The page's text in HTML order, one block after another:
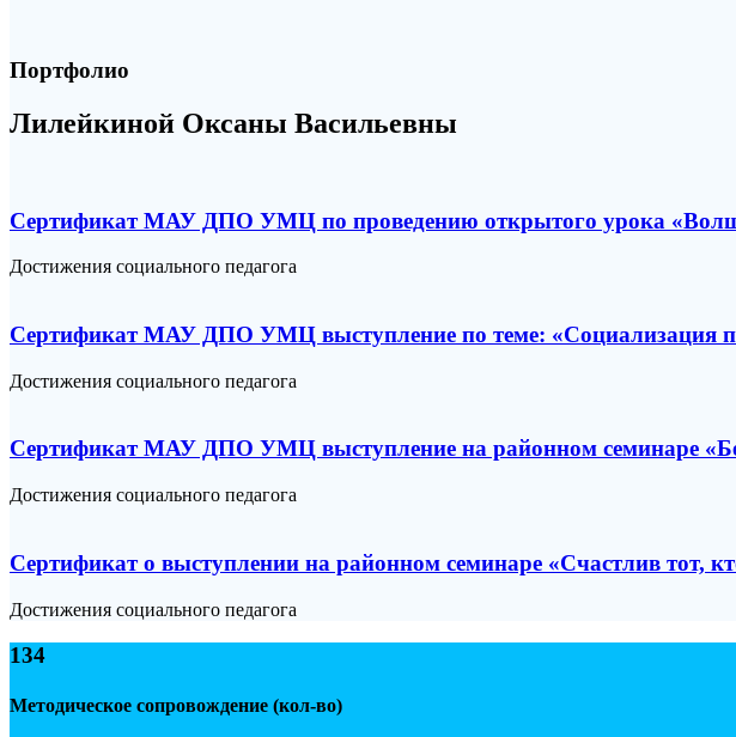
Портфолио
Лилейкиной Оксаны Васильевны
Сертификат МАУ ДПО УМЦ по проведению открытого урока
Достижения социального педагога
Сертификат МАУ ДПО УМЦ выступление по теме: «Социализация
Достижения социального педагога
Сертификат МАУ ДПО УМЦ выступление на районном семинаре
Достижения социального педагога
Сертификат о выступлении на районном семинаре «Счастлив тот,
Достижения социального педагога
134
Методическое сопровождение (кол-во)